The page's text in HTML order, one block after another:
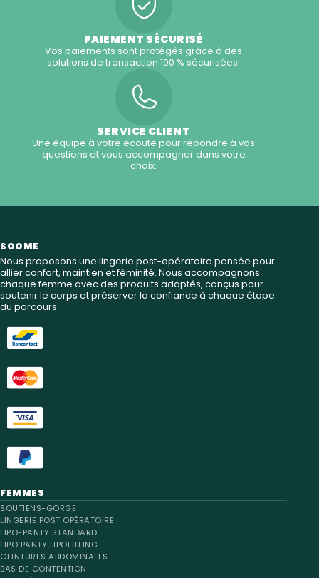
PAIEMENT SÉCURISÉ
Vos paiements sont protégés grâce à des
solutions de transaction 100 % sécurisées.
SERVICE CLIENT
Une équipe à votre écoute pour répondre à vos
questions et vous accompagner dans votre
choix.
FEMMES
SOUTIENS-GORGE
LINGERIE POST OPÉRATOIRE
LIPO-PANTY STANDARD
LIPO PANTY LIPOFILLING
CEINTURES ABDOMINALES
BAS DE CONTENTION
SOOME
Nous proposons une lingerie post-opératoire pensée pour
allier confort, maintien et féminité. Nous accompagnons
chaque femme avec des produits adaptés, conçus pour
soutenir le corps et préserver la confiance à chaque étape
du parcours.